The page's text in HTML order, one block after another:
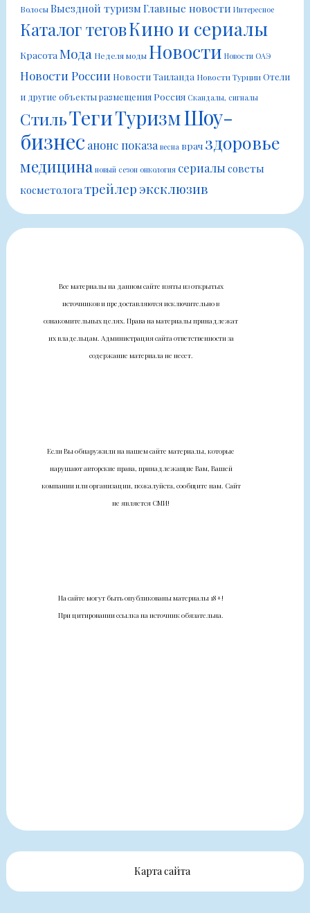
ВолосыВыездной туризмГлавные новости Интересное
Каталог теговКино и сериалы
Красота Мода Неделя моды Новости Новости ОАЭ
Новости России Новости Таиланда Новости ТурцииОтели
и другие объекты размещенияРоссия Скандалы, сигналы
СтильТегиТуризмШоу-
бизнес анонс показа весна врач здоровье
медицина новый сезон онкология сериалы советы
косметологатрейлер эксклюзив
Все материалы на данном сайте взяты из открытых
источников и предоставляются исключительно в
ознакомительных целях. Права на материалы принадлежат
их владельцам. Администрация сайта ответственности за
содержание материала не несет.
Если Вы обнаружили на нашем сайте материалы, которые
нарушают авторские права, принадлежащие Вам, Вашей
компании или организации, пожалуйста, сообщите нам. Сайт
не является СМИ!
На сайте могут быть опубликованы материалы 18+!
При цитировании ссылка на источник обязательна.
Карта сайта